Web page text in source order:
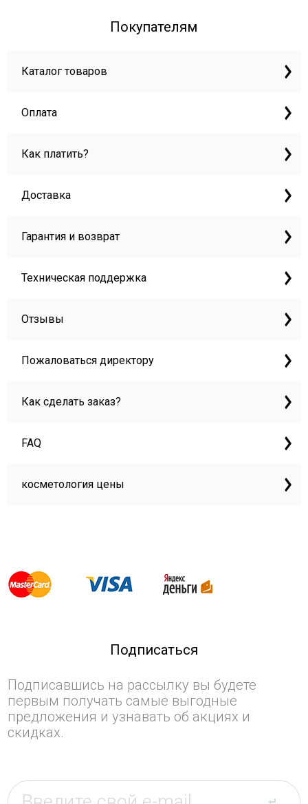
Покупателям
Каталог товаров
Оплата
Как платить?
Доставка
Гарантия и возврат
Техническая поддержка
Отзывы
Пожаловаться директору
Как сделать заказ?
FAQ
косметология цены
Подписаться
Подписавшись на рассылку вы будете
первым получать самые выгодные
предложения и узнавать об акциях и
скидках.